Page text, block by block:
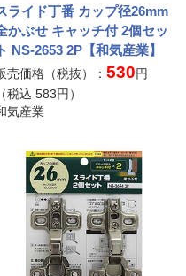
ライド丁番 カップ径26mm
かぶせ キャッチ付 2個セッ
ト NS-2653 2P【和気産業】
売価格（税抜）：530円
（税込583円）
気産業